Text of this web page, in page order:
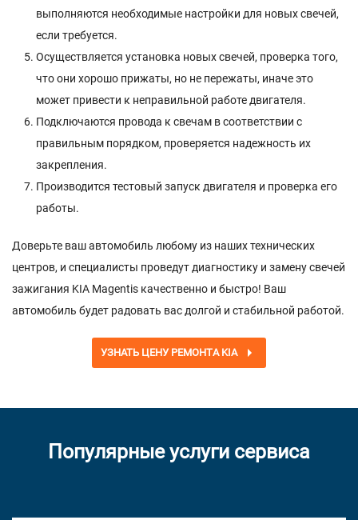
выполняются необходимые настройки для новых свечей,
если требуется.
Осуществляется установка новых свечей, проверка того,
что они хорошо прижаты, но не пережаты, иначе это
может привести к неправильной работе двигателя.
Подключаются провода к свечам в соответствии с
правильным порядком, проверяется надежность их
закрепления.
Производится тестовый запуск двигателя и проверка его
работы.
Доверьте ваш автомобиль любому из наших технических
центров, и специалисты проведут диагностику и замену свечей
зажигания KIA Magentis качественно и быстро! Ваш
автомобиль будет радовать вас долгой и стабильной работой.
УЗНАТЬ ЦЕНУ РЕМОНТА KIA
Популярные услуги сервиса